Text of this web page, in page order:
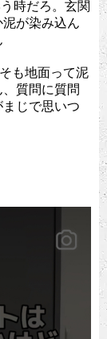
時だろ。玄関
が染み込ん
も地面って泥
質問に質問
じで思いつ